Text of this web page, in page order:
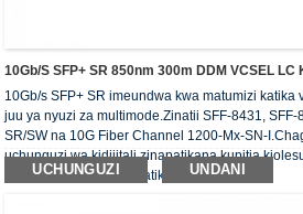
10Gb/s SFP+ SR 850nm 300m DDM VCSEL LC
10Gb/s SFP+ SR imeundwa kwa matumizi
juu ya nyuzi za multimode.Zinatii SFF-8431,
SR/SW na 10G Fiber Channel 1200-Mx-SN-
uchunguzi wa kidijitali zinapatikana kupitia
kama ilivyobainishwa katika SFF-8472.
UCHUNGUZI UNDANI